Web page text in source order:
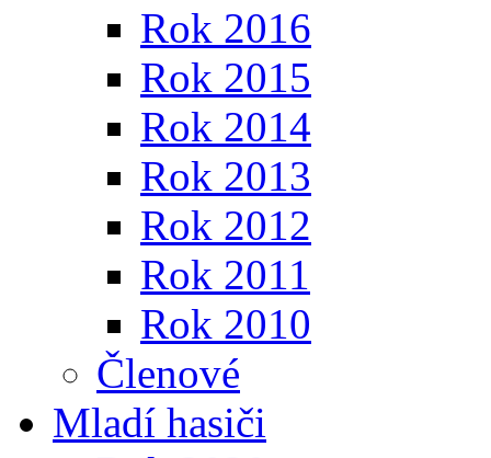
Rok 2016
Rok 2015
Rok 2014
Rok 2013
Rok 2012
Rok 2011
Rok 2010
Členové
Mladí hasiči